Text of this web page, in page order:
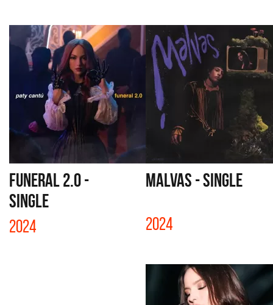
FUNERAL 2.0 -
SINGLE
2024
MALVAS - SINGLE
2024